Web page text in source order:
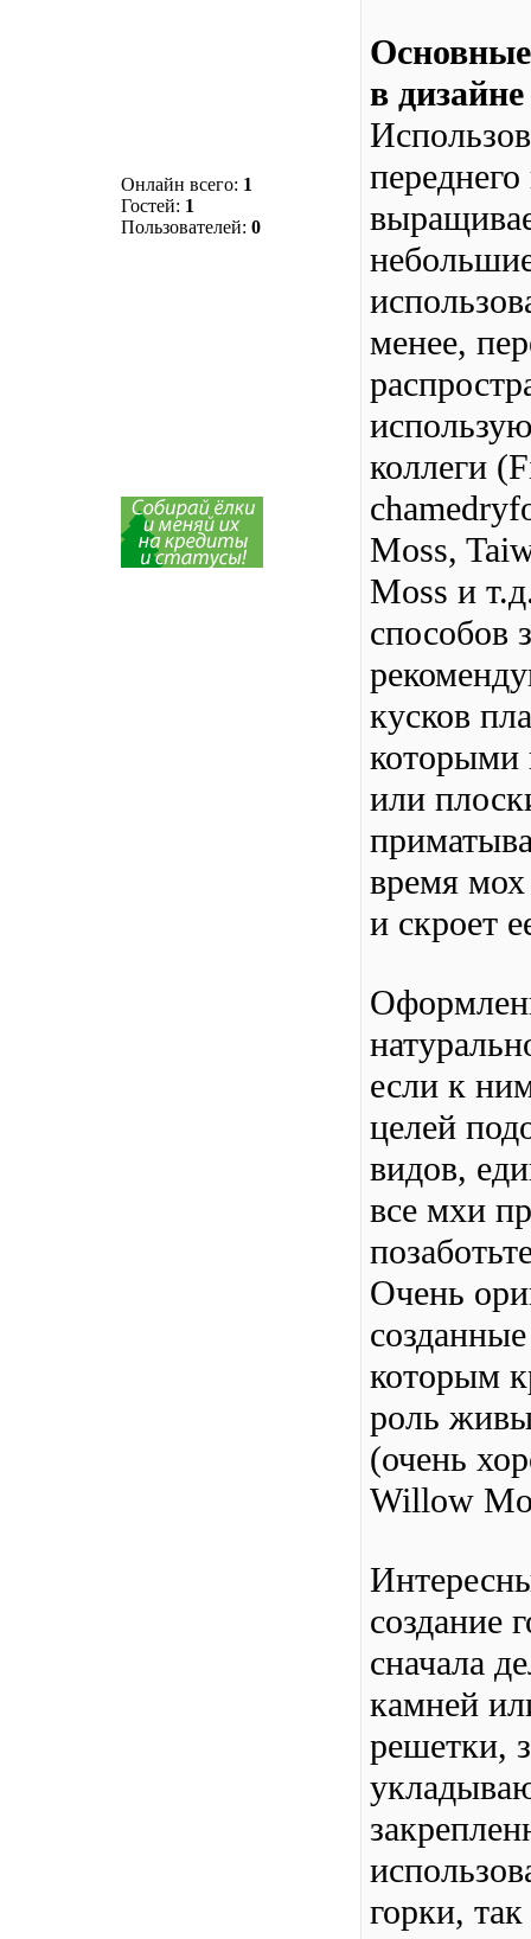
Онлайн всего: 1
Гостей: 1
Пользователей: 0
в дизайне
менее,
коллеги
Moss,
Moss и
способов
кусков
которыми
или
время мох
и скроет
если к
целей
видов,
все мхи
Очень
которым
роль
(очень
Willow
создание
сначала
камней
решетки,
горки,